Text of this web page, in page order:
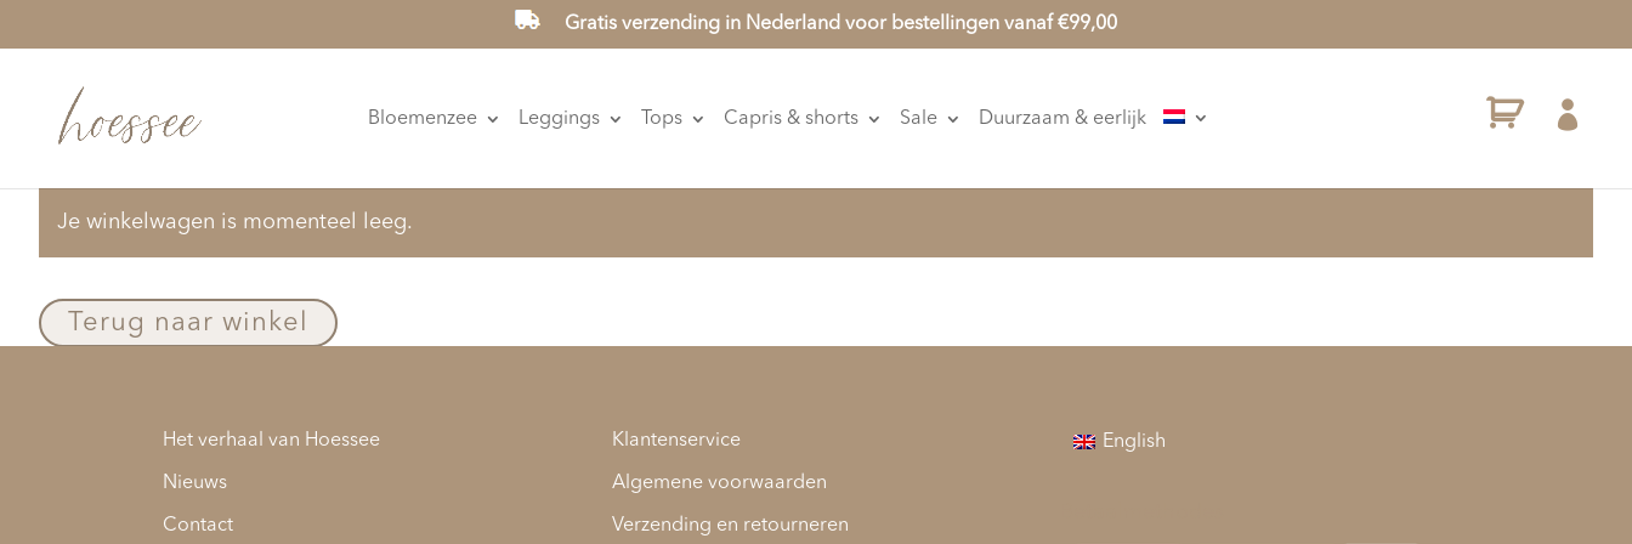
Gratis verzending in Nederland voor bestellingen vanaf €99,00
Bloemenzee Leggings Tops Capris & shorts Sale Duurzaam & eerlijk 
Je winkelwagen is momenteel leeg.
Terug naar winkel
Het verhaal van Hoessee
Nieuws
Contact
Klantenservice
Algemene voorwaarden
Verzending en retourneren
English